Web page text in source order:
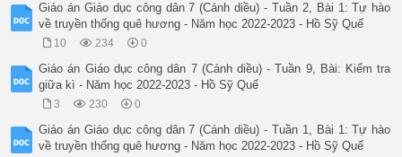
Giáo án Giáo dục công dân 7 (Cánh diều) - Tuần 2, Bài 1: Tự hào
về truyền thống quê hương - Năm học 2022-2023 - Hồ Sỹ Quế
10 234 0
Giáo án Giáo dục công dân 7 (Cánh diều) - Tuần 9, Bài: Kiểm tra
giữa kì - Năm học 2022-2023 - Hồ Sỹ Quế
3 230 0
Giáo án Giáo dục công dân 7 (Cánh diều) - Tuần 1, Bài 1: Tự hào
về truyền thống quê hương - Năm học 2022-2023 - Hồ Sỹ Quế